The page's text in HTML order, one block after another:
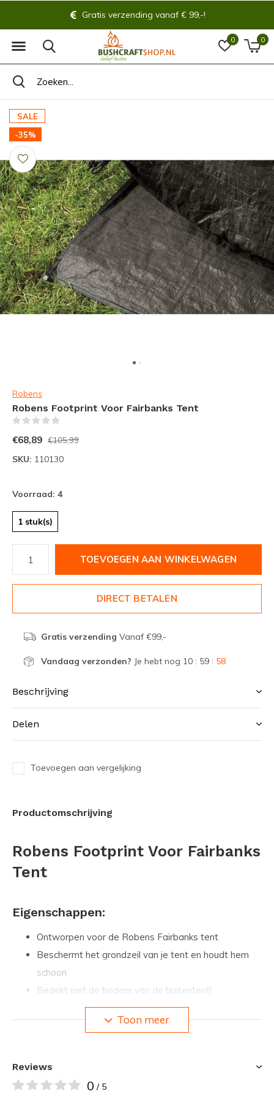
0 0
Gratis verzending vanaf € 99,-!
SALE
-35%
Robens
Robens Footprint Voor Fairbanks Tent
€68,89 €105,99
SKU: 110130
Voorraad: 4
1 stuk(s)
TOEVOEGEN AAN WINKELWAGEN
DIRECT BETALEN
Gratis verzending Vanaf €99,-
Vandaag verzonden? Je hebt nog 10 : 59 : 58
Beschrijving
Delen
Toevoegen aan vergelijking
Productomschrijving
Robens Footprint Voor Fairbanks
Tent
Eigenschappen:
Ontworpen voor de Robens Fairbanks tent
Beschermt het grondzeil van je tent en houdt hem
schoon
Bedekt niet de bodem van de buitentent!
Niet zichtbaar vanaf de buitenkant
Vergroot de levensduur van je tent aanzienlijk, met
worden
Toon meer
Reviews
0 / 5